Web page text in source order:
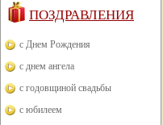
ПОЗДРАВЛЕНИЯ
с Днем Рождения
с днем ангела
с годовщиной свадьбы
с юбилеем